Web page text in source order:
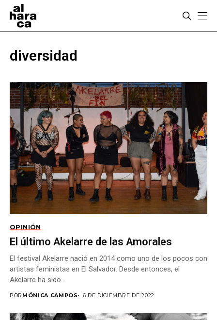
diversidad
OPINIÓN
El último Akelarre de las Amorales
El festival Akelarre nació en 2014 como uno de los pocos con
artistas feministas en El Salvador. Desde entonces, el
Akelarre ha sido...
POR MÓNICA CAMPOS 6 DE DICIEMBRE DE 2022